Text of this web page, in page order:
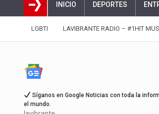
INICIO DEPORTES
LGBTI LAVIBRANTE RADIO – #1HIT
Síganos en Google Noticias con toda la
el mundo.